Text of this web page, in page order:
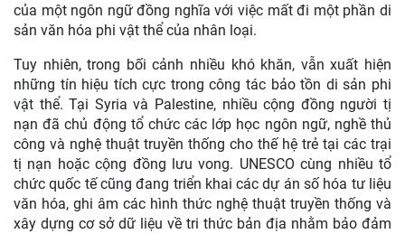
của một ngôn ngữ đồng nghĩa với việc mất đi một phần di
sản văn hóa phi vật thể của nhân loại.
Tuy nhiên, trong bối cảnh nhiều khó khăn, vẫn xuất hiện
những tín hiệu tích cực trong công tác bảo tồn di sản phi
vật thể. Tại Syria và Palestine, nhiều cộng đồng người tị
nạn đã chủ động tổ chức các lớp học ngôn ngữ, nghề thủ
công và nghệ thuật truyền thống cho thế hệ trẻ tại các trại
tị nạn hoặc cộng đồng lưu vong. UNESCO cùng nhiều tổ
chức quốc tế cũng đang triển khai các dự án số hóa tư liệu
văn hóa, ghi âm các hình thức nghệ thuật truyền thống và
xây dựng cơ sở dữ liệu về tri thức bản địa nhằm bảo đảm